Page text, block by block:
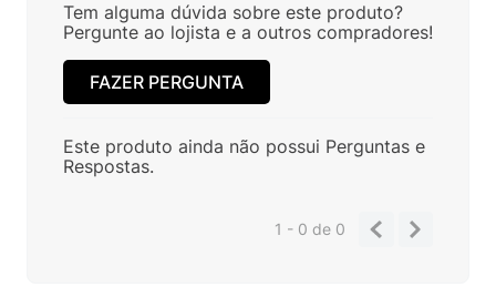
Tem alguma dúvida sobre este produto?
Pergunte ao lojista e a outros compradores!
FAZER PERGUNTA
Este produto ainda não possui Perguntas e
Respostas.
1 - 0de 0